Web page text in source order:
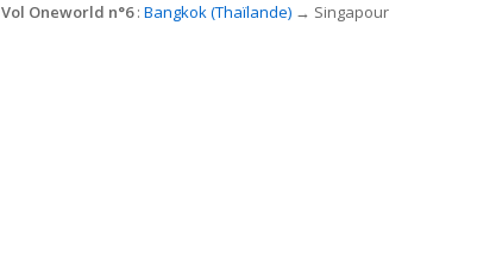
Vol Oneworld n°6: Bangkok (Thaïlande)→ Singapour